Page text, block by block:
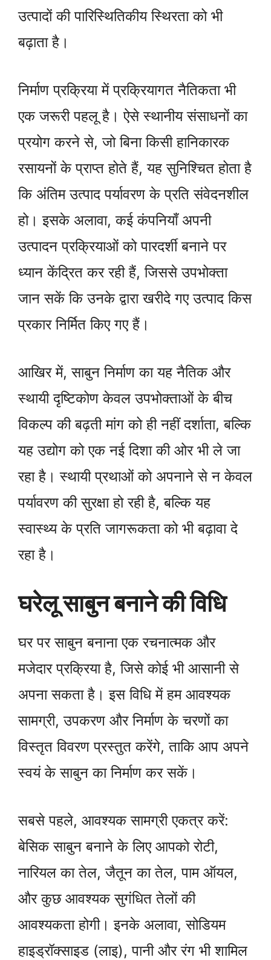
उत्पादों की पारिस्थितिकीय स्थिरता को भी
बढ़ाता है।
निर्माण प्रक्रिया में प्रक्रियागत नैतिकता भी
एक जरूरी पहलू है। ऐसे स्थानीय संसाधनों का
प्रयोग करने से, जो बिना किसी हानिकारक
रसायनों के प्राप्त होते हैं, यह सुनिश्चित होता है
कि अंतिम उत्पाद पर्यावरण के प्रति संवेदनशील
हो। इसके अलावा, कई कंपनियाँ अपनी
उत्पादन प्रक्रियाओं को पारदर्शी बनाने पर
ध्यान केंद्रित कर रही हैं, जिससे उपभोक्ता
जान सकें कि उनके द्वारा खरीदे गए उत्पाद किस
प्रकार निर्मित किए गए हैं।
आखिर में, साबुन निर्माण का यह नैतिक और
स्थायी दृष्टिकोण केवल उपभोक्ताओं के बीच
विकल्प की बढ़ती मांग को ही नहीं दर्शाता, बल्कि
यह उद्योग को एक नई दिशा की ओर भी ले जा
रहा है। स्थायी प्रथाओं को अपनाने से न केवल
पर्यावरण की सुरक्षा हो रही है, बल्कि यह
स्वास्थ्य के प्रति जागरूकता को भी बढ़ावा दे
रहा है।
घरेलू साबुन बनाने की विधि
घर पर साबुन बनाना एक रचनात्मक और
मजेदार प्रक्रिया है, जिसे कोई भी आसानी से
अपना सकता है। इस विधि में हम आवश्यक
सामग्री, उपकरण और निर्माण के चरणों का
विस्तृत विवरण प्रस्तुत करेंगे, ताकि आप अपने
स्वयं के साबुन का निर्माण कर सकें।
सबसे पहले, आवश्यक सामग्री एकत्र करें:
बेसिक साबुन बनाने के लिए आपको रोटी,
नारियल का तेल, जैतून का तेल, पाम ऑयल,
और कुछ आवश्यक सुगंधित तेलों की
आवश्यकता होगी। इनके अलावा, सोडियम
हाइड्रॉक्साइड (लाइ), पानी और रंग भी शामिल